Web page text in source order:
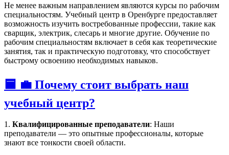
Не менее важным направлением являются курсы по рабочим
специальностям. Учебный центр в Оренбурге предоставляет
возможность изучить востребованные профессии, такие как
сварщик, электрик, слесарь и многие другие. Обучение по
рабочим специальностям включает в себя как теоретические
занятия, так и практическую подготовку, что способствует
быстрому освоению необходимых навыков.
🟦 💼 Почему стоит выбрать наш
учебный центр?
1. Квалифицированные преподаватели: Наши
преподаватели — это опытные профессионалы, которые
знают все тонкости своей области.